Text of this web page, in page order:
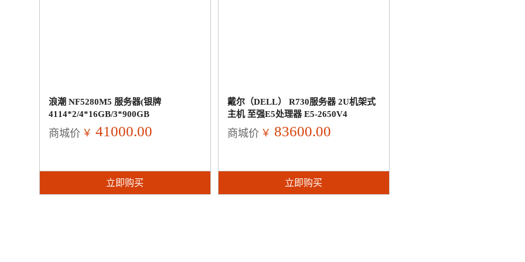
浪潮 NF5280M5 服务器(银牌
4114*2/4*16GB/3*900GB
SAS/550W*2
商城价 ￥ 41000.00
立即购买
戴尔（DELL） R730服务器 2U机架式
主机 至强E5处理器 E5-2650V4
商城价 ￥ 83600.00
立即购买